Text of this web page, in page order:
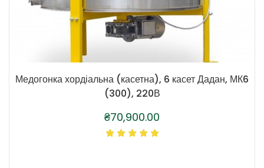
Медогонка хордіальна (касетна), 6 касет Дадан, МК6
(300), 220В
₴70,900.00